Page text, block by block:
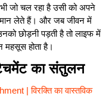
जो चल रहा है उसी को अपने
मान लेते हैं। और जब जीवन में
छोड़नी पड़ती है तो लाइफ में
महसूस होता है।
का संतुलन
| विरक्ति का वास्तविक